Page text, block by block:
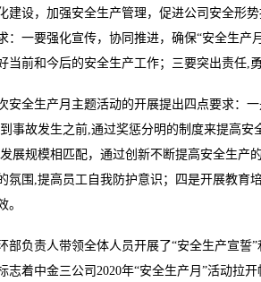
建设，加强安全生产管理，促进公司安全形
：一要强化宣传，协同推进，确保“安全生产
当前和今后的安全生产工作；三要突出责任,
安全生产月主题活动的开展提出四点要求：
事故发生之前,通过奖惩分明的制度来提高
展规模相匹配，通过创新不断提高安全生产
氛围,提高员工自我防护意识；四是开展教育
。
部负责人带领全体人员开展了“安全生产宣誓
着中金三公司2020年“安全生产月”活动拉开